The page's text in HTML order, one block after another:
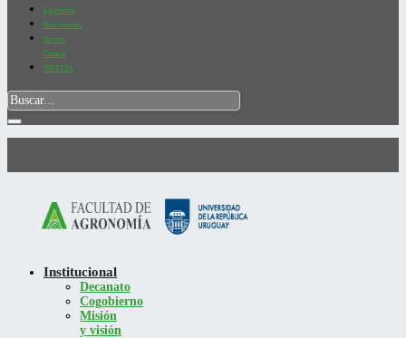
Egresados
Funcionarios
Revista
Cangüé
SINETSA
Institucional
Decanato
Cogobierno
Misión
y visión